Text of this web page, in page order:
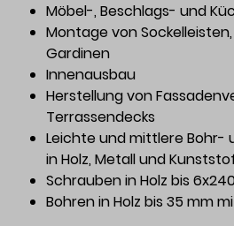
Möbel-, Beschlags- und
Montage von
Gardinen
Innenausbau
Herstellung von
Terrassendecks
Leichte und mittlere Bohr-
in Holz, Metall und
Schrauben in Holz bis
Bohren in Holz bis 35 mm